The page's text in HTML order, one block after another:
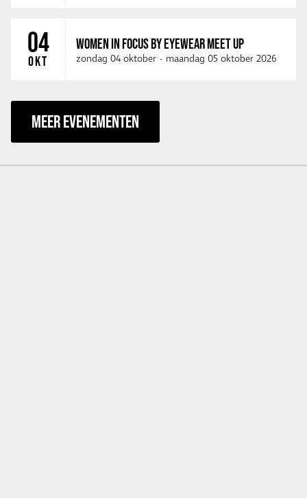
04
OKT
WOMEN IN FOCUS BY EYEWEAR MEET UP
zondag 04 oktober - maandag 05 oktober 2026
MEER EVENEMENTEN